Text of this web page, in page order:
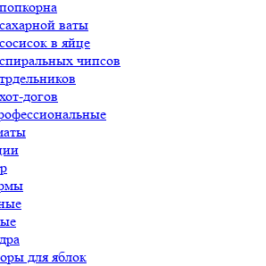
ваты
в яйце
чипсов
догов
для яблок